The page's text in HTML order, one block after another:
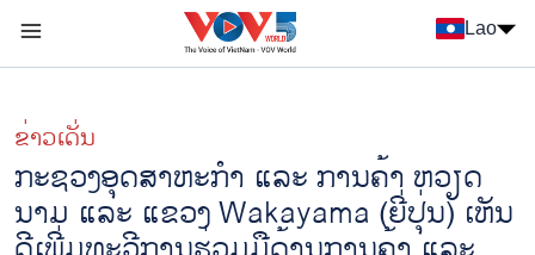
Lao
ຂ່າວເດັ່ນ
ກະ​ຊວງ​ອຸ​ດ​ສາ​ຫະ​ກຳ ແລະ ການ​ຄ້າ ຫວຽດ​
ນາມ ​ແລະ ແຂວງ Wakayama (ຍີ່​ປຸ່ນ) ເຫັນ​